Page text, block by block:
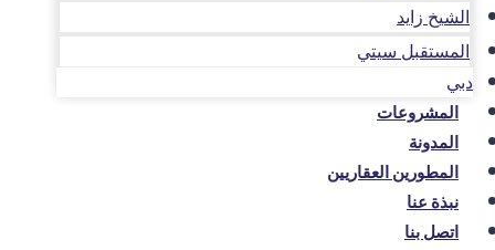
الشيخ زايد
المستقبل سيتي
دبي
المشروعات
المدونة
المطورين العقاريين
نبذة عنا
اتصل بنا